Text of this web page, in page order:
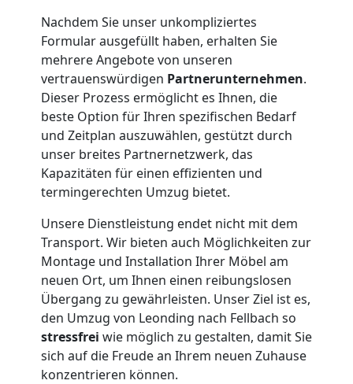
Nachdem Sie unser unkompliziertes
Formular ausgefüllt haben, erhalten Sie
mehrere Angebote von unseren
vertrauenswürdigen Partnerunternehmen.
Dieser Prozess ermöglicht es Ihnen, die
beste Option für Ihren spezifischen Bedarf
und Zeitplan auszuwählen, gestützt durch
unser breites Partnernetzwerk, das
Kapazitäten für einen effizienten und
termingerechten Umzug bietet.
Unsere Dienstleistung endet nicht mit dem
Transport. Wir bieten auch Möglichkeiten zur
Montage und Installation Ihrer Möbel am
neuen Ort, um Ihnen einen reibungslosen
Übergang zu gewährleisten. Unser Ziel ist es,
den Umzug von Leonding nach Fellbach so
stressfrei wie möglich zu gestalten, damit Sie
sich auf die Freude an Ihrem neuen Zuhause
konzentrieren können.
Privatumzug
Leonding
Tresortransport
Leonding
Umzug
für
Senioren